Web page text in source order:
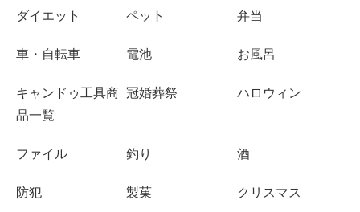
ダイエット ペット 弁当
車・自転車 電池 お風呂
キャンドゥ工具商
品一覧
冠婚葬祭 ハロウィン
ファイル 釣り 酒
防犯 製菓 クリスマス